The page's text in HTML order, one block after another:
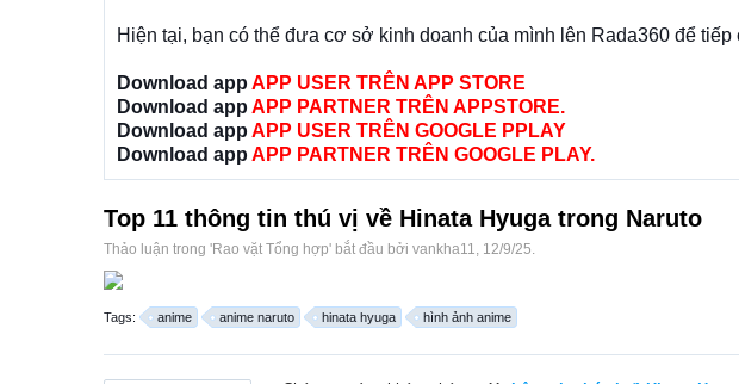
Hiện tại, bạn có thể đưa cơ sở kinh doanh của mình lên Rada360 để tiếp
Download app APP USER TRÊN APP STORE
Download app APP PARTNER TRÊN APPSTORE.
Download app APP USER TRÊN GOOGLE PPLAY
Download app APP PARTNER TRÊN GOOGLE PLAY.
Top 11 thông tin thú vị về Hinata Hyuga trong Naruto
Thảo luận trong 'Rao vặt Tổng hợp' bắt đầu bởi vankha11, 12/9/25.
Tags: anime anime naruto hinata hyuga hình ảnh anime